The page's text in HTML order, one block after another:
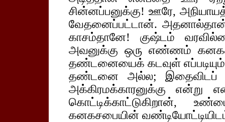
சின்னப்பனுக்கு! ஊரே,
வேதனைப்பட்டான்.
காசம்தானே! குஷ்டம்
அவனுக்கு ஒரு எண்ணம்
தண்டனையைக் கடவுள்
தண்டனை அல்ல; இதைவிடப்
அக்கிரமக்காரனுக்கு
கொட்டிக்காட்டுகிறான்,
கனகசபையின்